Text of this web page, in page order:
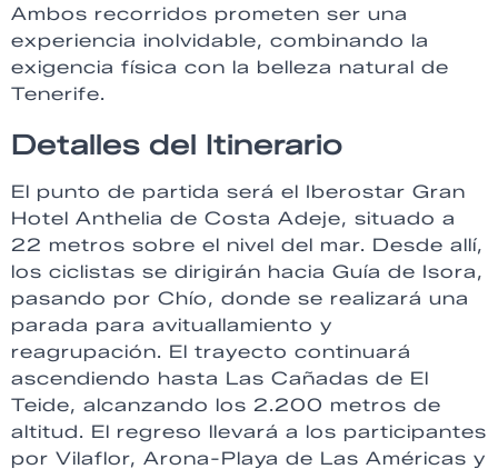
Ambos recorridos prometen ser una
experiencia inolvidable, combinando la
exigencia física con la belleza natural de
Tenerife.
Detalles del Itinerario
El punto de partida será el Iberostar Gran
Hotel Anthelia de Costa Adeje, situado a
22 metros sobre el nivel del mar. Desde allí,
los ciclistas se dirigirán hacia Guía de Isora,
pasando por Chío, donde se realizará una
parada para avituallamiento y
reagrupación. El trayecto continuará
ascendiendo hasta Las Cañadas de El
Teide, alcanzando los 2.200 metros de
altitud. El regreso llevará a los participantes
por Vilaflor, Arona-Playa de Las Américas y